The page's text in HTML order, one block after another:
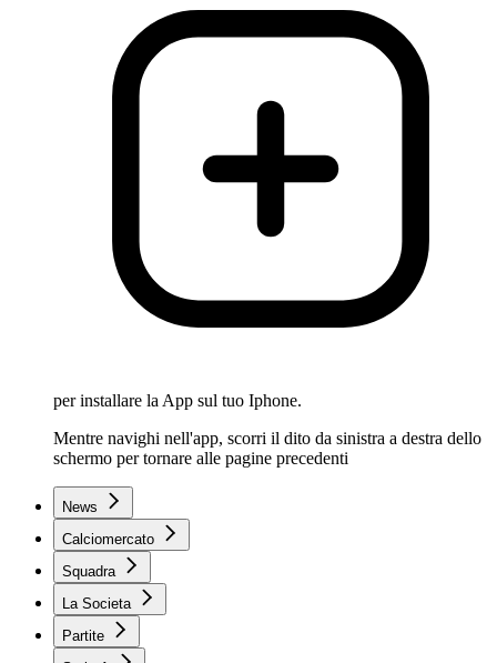
per installare la App sul tuo Iphone.
Mentre navighi nell'app, scorri il dito da sinistra a destra dello
schermo per tornare alle pagine precedenti
News
Calciomercato
Squadra
La Societa
Partite